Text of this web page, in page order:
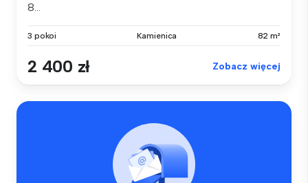
8...
3 pokoi Kamienica 82 m²
2 400 zł Zobacz więcej